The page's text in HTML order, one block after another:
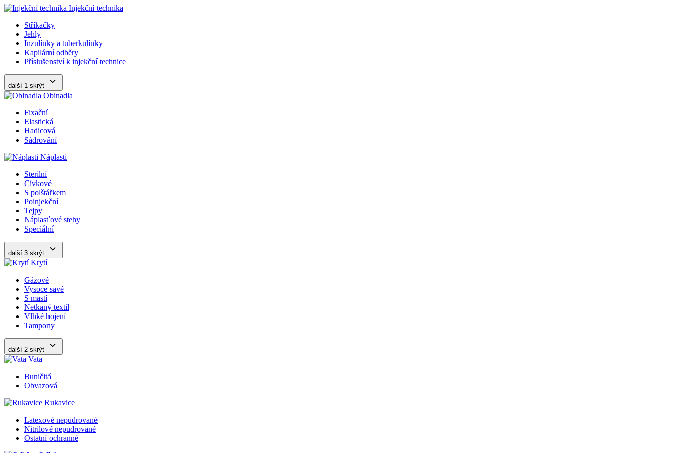
Injekční technika
Stříkačky
Jehly
Inzulínky a tuberkulínky
Kapilární odběry
Příslušenství k injekční technice
další 1 skrýt
Obinadla
Fixační
Elastická
Hadicová
Sádrování
Náplasti
Sterilní
Cívkové
S polštářkem
Poinjekční
Tejpy
Náplasťové stehy
Speciální
další 3 skrýt
Krytí
Gázové
Vysoce savé
S mastí
Netkaný textil
Vlhké hojení
Tampony
další 2 skrýt
Vata
Buničitá
Obvazová
Rukavice
Latexové nepudrované
Nitrilové nepudrované
Ostatní ochranné